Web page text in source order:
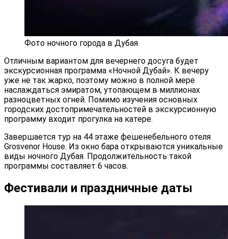
Фото ночного города в Дубая
Отличным вариантом для вечернего досуга будет
экскурсионная программа «Ночной Дубай». К вечеру
уже не так жарко, поэтому можно в полной мере
наслаждаться эмиратом, утопающем в миллионах
разноцветных огней. Помимо изучения основных
городских достопримечательностей в экскурсионную
программу входит прогулка на катере.
Завершается тур на 44 этаже фешенебельного отеля
Grosvenor House. Из окно бара открываются уникальные
виды ночного Дубая. Продолжительность такой
программы составляет 6 часов.
Фестивали и праздничные даты